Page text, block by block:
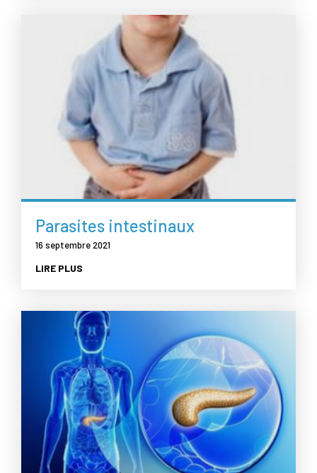
Parasites intestinaux
16 septembre 2021
LIRE PLUS